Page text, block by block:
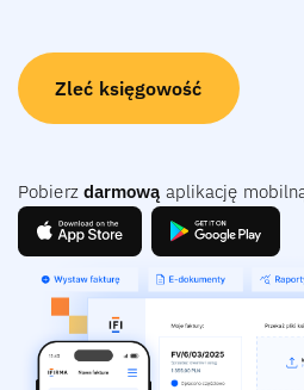
Zleć księgowość
Pobierz darmową aplikację